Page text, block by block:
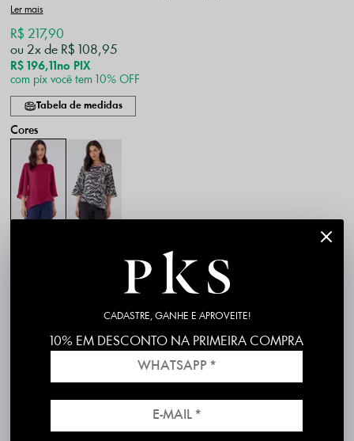
Ler mais
R$ 196,11 no PIX
R$ 217,90
2x
R$ 108,95
com pix você tem 10% OFF
Tabela de medidas
1ª Troca é Grátis!
CADASTRE, GANHE E APROVEITE!
10% EM DESCONTO NA PRIMEIRA COMPRA